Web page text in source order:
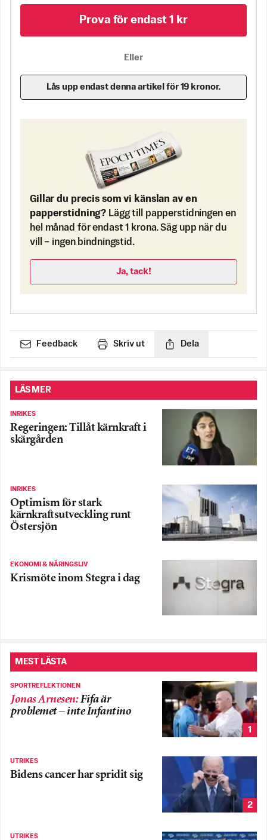
Prova för endast 1 kr
Eller
Lås upp endast denna artikel för 19 kronor.
Gillar du precis som vi känslan av en
papperstidning? Lägg till papperstidningen en
hel månad för endast 1 krona. Säg upp när du
vill – ingen bindningstid.
Ja, tack!
Feedback Skriv ut Dela
LÄS MER
INRIKES
Regeringen: Tillåt kärnkraft i
skärgården
INRIKES
Optimism för stark
kärnkraftsutveckling runt
Östersjön
EKONOMI & NÄRINGSLIV
Krismöte inom Stegra i dag
MEST LÄSTA
SPORTREFLEKTIONEN
Jonas Arnesen:Fifa är
problemet – inte Infantino
1
UTRIKES
Bidens cancer har spridit sig
2
UTRIKES